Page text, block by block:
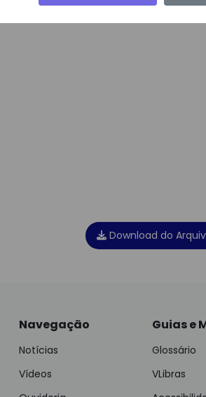
Download do
Navegação
Notícias
Vídeos
Guias e
Glossário
VLibras